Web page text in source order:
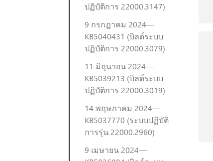
ปฏิบัติการ 22000.3147)
9 กรกฎาคม 2024—
KB5040431 (บิลด์ระบบ
ปฏิบัติการ 22000.3079)
11 มิถุนายน 2024—
KB5039213 (บิลด์ระบบ
ปฏิบัติการ 22000.3019)
14 พฤษภาคม 2024—
KB5037770 (ระบบปฏิบัติ
การรุ่น 22000.2960)
9 เมษายน 2024—